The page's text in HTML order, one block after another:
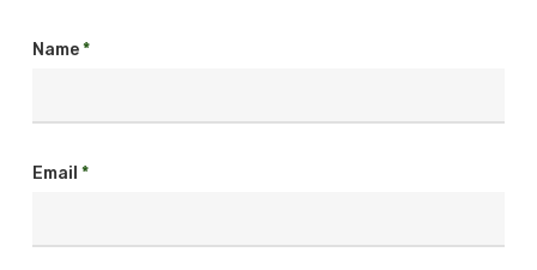
Name*
Email *